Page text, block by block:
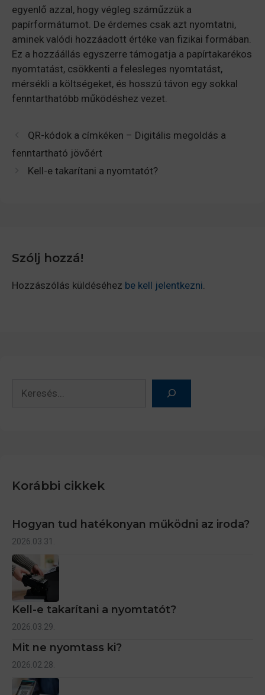
egyenlő azzal, hogy végleg száműzzük a
papírformátumot. De érdemes csak azt nyomtatni,
aminek valódi hozzáadott értéke van fizikai formában.
Ez a hozzáállás egyszerre támogatja a papírtakarékos
nyomtatást, csökkenti a felesleges nyomtatást,
mérsékli a költségeket, és hosszú távon egy sokkal
fenntarthatóbb működéshez vezet.
QR-kódok a címkéken – Digitális megoldás a
fenntartható jövőért
Kell-e takarítani a nyomtatót?
Szólj hozzá!
Hozzászólás küldéséhez be kell jelentkezni.
Korábbi cikkek
Hogyan tud hatékonyan működni az iroda?
2026.03.31.
Kell-e takarítani a nyomtatót?
2026.03.29.
Mit ne nyomtass ki?
2026.02.28.